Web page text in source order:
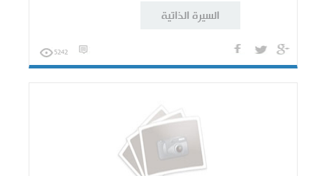
السيرة الذاتية
5242